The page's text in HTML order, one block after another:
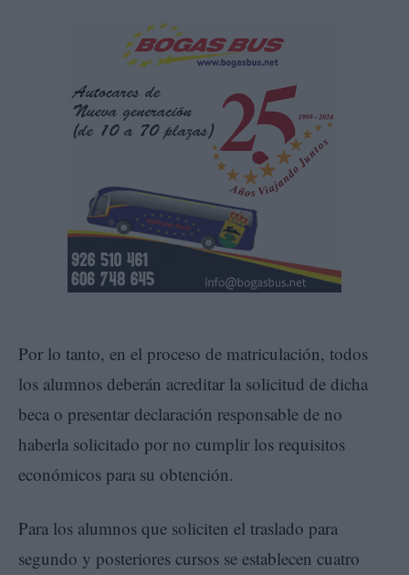
Por lo tanto, en el proceso de matriculación, todos
los alumnos deberán acreditar la solicitud de dicha
beca o presentar declaración responsable de no
haberla solicitado por no cumplir los requisitos
económicos para su obtención.
Para los alumnos que soliciten el traslado para
segundo y posteriores cursos se establecen cuatro